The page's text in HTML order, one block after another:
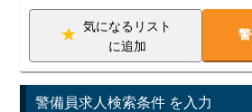
【教育制度充実】
安全・安心を提供する上
が、業務知識の高い人材
ィライトセキュリティで
から始まり、言葉づかい
研修を充実させ、質の高
気になるリスト
に追加
警備員求人検索条件 を入力